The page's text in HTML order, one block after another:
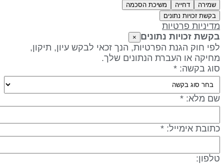
שמירה דחייה
משיכת הסכמה
בקשת זכויות נתונים
פרטיות
זכויות נתונים
חוק הגנת הפרטיות, הנך זכאי לבקש עיון, תיקון,
או העברת הנתונים שלך.
בקשה: *
מלא: *
אימייל: *